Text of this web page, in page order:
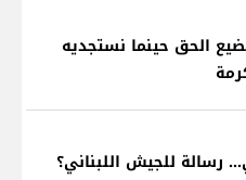
الحق حينما نستجديه
رسالة للجيش اللبناني؟